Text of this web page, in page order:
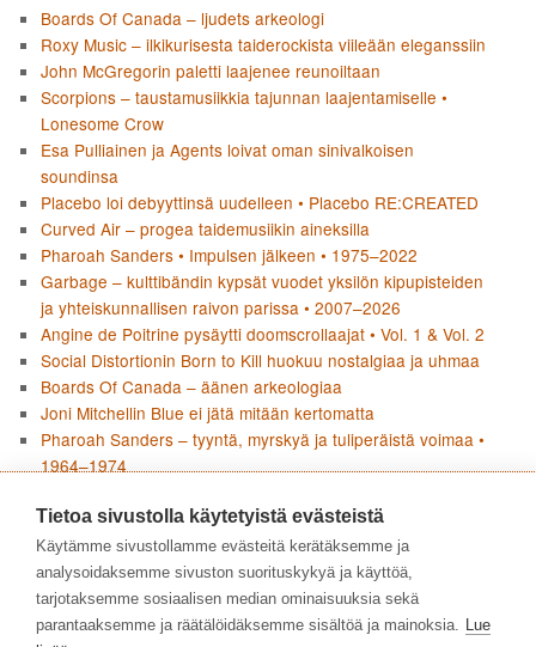
Boards Of Canada – ljudets arkeologi
Roxy Music – ilkikurisesta taiderockista viileään eleganssiin
John McGregorin paletti laajenee reunoiltaan
Scorpions – taustamusiikkia tajunnan laajentamiselle •
Lonesome Crow
Esa Pulliainen ja Agents loivat oman sinivalkoisen
soundinsa
Placebo loi debyyttinsä uudelleen • Placebo RE:CREATED
Curved Air – progea taidemusiikin aineksilla
Pharoah Sanders • Impulsen jälkeen • 1975–2022
Garbage – kulttibändin kypsät vuodet yksilön kipupisteiden
ja yhteiskunnallisen raivon parissa • 2007–2026
Angine de Poitrine pysäytti doomscrollaajat • Vol. 1 & Vol. 2
Social Distortionin Born to Kill huokuu nostalgiaa ja uhmaa
Boards Of Canada – äänen arkeologiaa
Joni Mitchellin Blue ei jätä mitään kertomatta
Pharoah Sanders – tyyntä, myrskyä ja tuliperäistä voimaa •
1964–1974
KIRJOITTAJAT
Tietoa sivustolla käytetyistä evästeistä
Käytämme sivustollamme evästeitä kerätäksemme ja
analysoidaksemme sivuston suorituskykyä ja käyttöä,
tarjotaksemme sosiaalisen median ominaisuuksia sekä
parantaaksemme ja räätälöidäksemme sisältöä ja mainoksia. Lue